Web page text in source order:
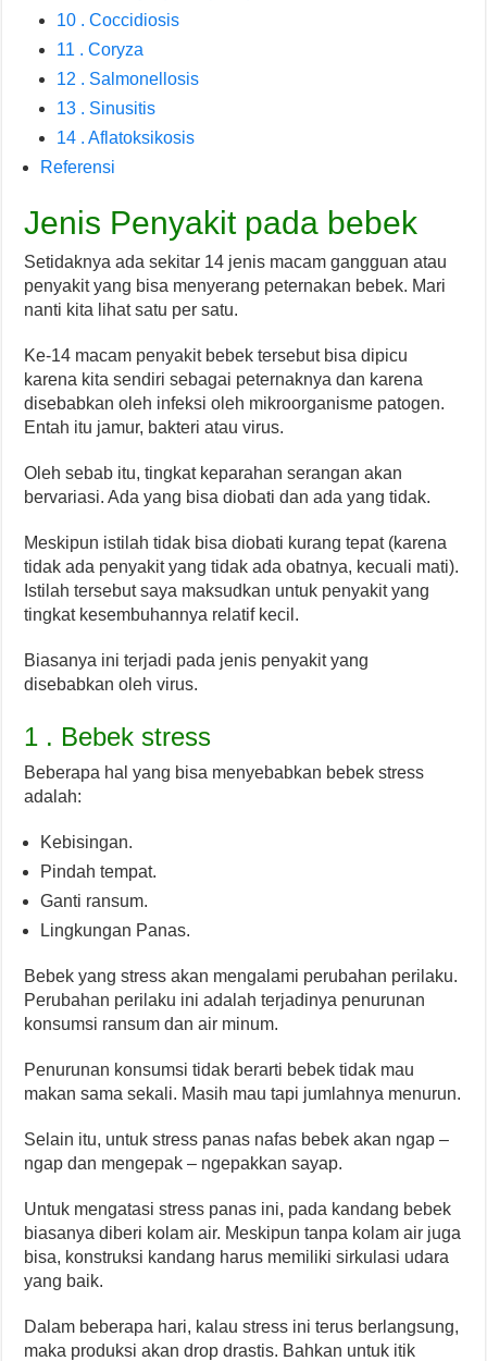
10 . Coccidiosis
11 . Coryza
12 . Salmonellosis
13 . Sinusitis
14 . Aflatoksikosis
Referensi
Jenis Penyakit pada bebek
Setidaknya ada sekitar 14 jenis macam gangguan atau
penyakit yang bisa menyerang peternakan bebek. Mari
nanti kita lihat satu per satu.
Ke-14 macam penyakit bebek tersebut bisa dipicu
karena kita sendiri sebagai peternaknya dan karena
disebabkan oleh infeksi oleh mikroorganisme patogen.
Entah itu jamur, bakteri atau virus.
Oleh sebab itu, tingkat keparahan serangan akan
bervariasi. Ada yang bisa diobati dan ada yang tidak.
Meskipun istilah tidak bisa diobati kurang tepat (karena
tidak ada penyakit yang tidak ada obatnya, kecuali mati).
Istilah tersebut saya maksudkan untuk penyakit yang
tingkat kesembuhannya relatif kecil.
Biasanya ini terjadi pada jenis penyakit yang
disebabkan oleh virus.
1 . Bebek stress
Beberapa hal yang bisa menyebabkan bebek stress
adalah:
Kebisingan.
Pindah tempat.
Ganti ransum.
Lingkungan Panas.
Bebek yang stress akan mengalami perubahan perilaku.
Perubahan perilaku ini adalah terjadinya penurunan
konsumsi ransum dan air minum.
Penurunan konsumsi tidak berarti bebek tidak mau
makan sama sekali. Masih mau tapi jumlahnya menurun.
Selain itu, untuk stress panas nafas bebek akan ngap –
ngap dan mengepak – ngepakkan sayap.
Untuk mengatasi stress panas ini, pada kandang bebek
biasanya diberi kolam air. Meskipun tanpa kolam air juga
bisa, konstruksi kandang harus memiliki sirkulasi udara
yang baik.
Dalam beberapa hari, kalau stress ini terus berlangsung,
maka produksi akan drop drastis. Bahkan untuk itik